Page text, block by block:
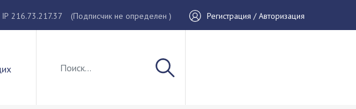
216.73.217.37 (Подписчик не определен ) Регистрация / Авторизация